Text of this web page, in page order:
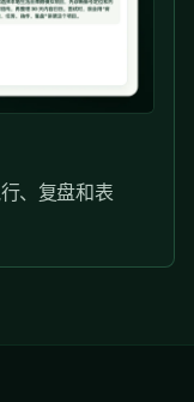
、复盘和表